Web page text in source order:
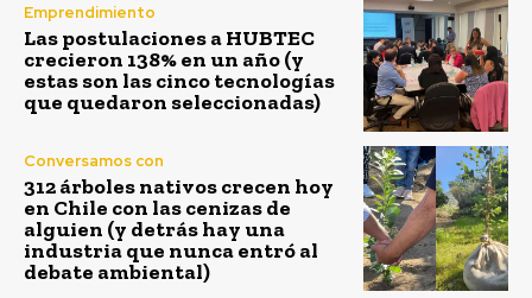
Emprendimiento
Las postulaciones a HUBTEC
crecieron 138% en un año (y
estas son las cinco tecnologías
que quedaron seleccionadas)
Conversamos con
312 árboles nativos crecen hoy
en Chile con las cenizas de
alguien (y detrás hay una
industria que nunca entró al
debate ambiental)